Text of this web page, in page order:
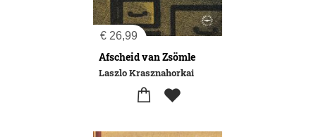
€ 26,99
Afscheid van Zsömle
Laszlo Krasznahorkai